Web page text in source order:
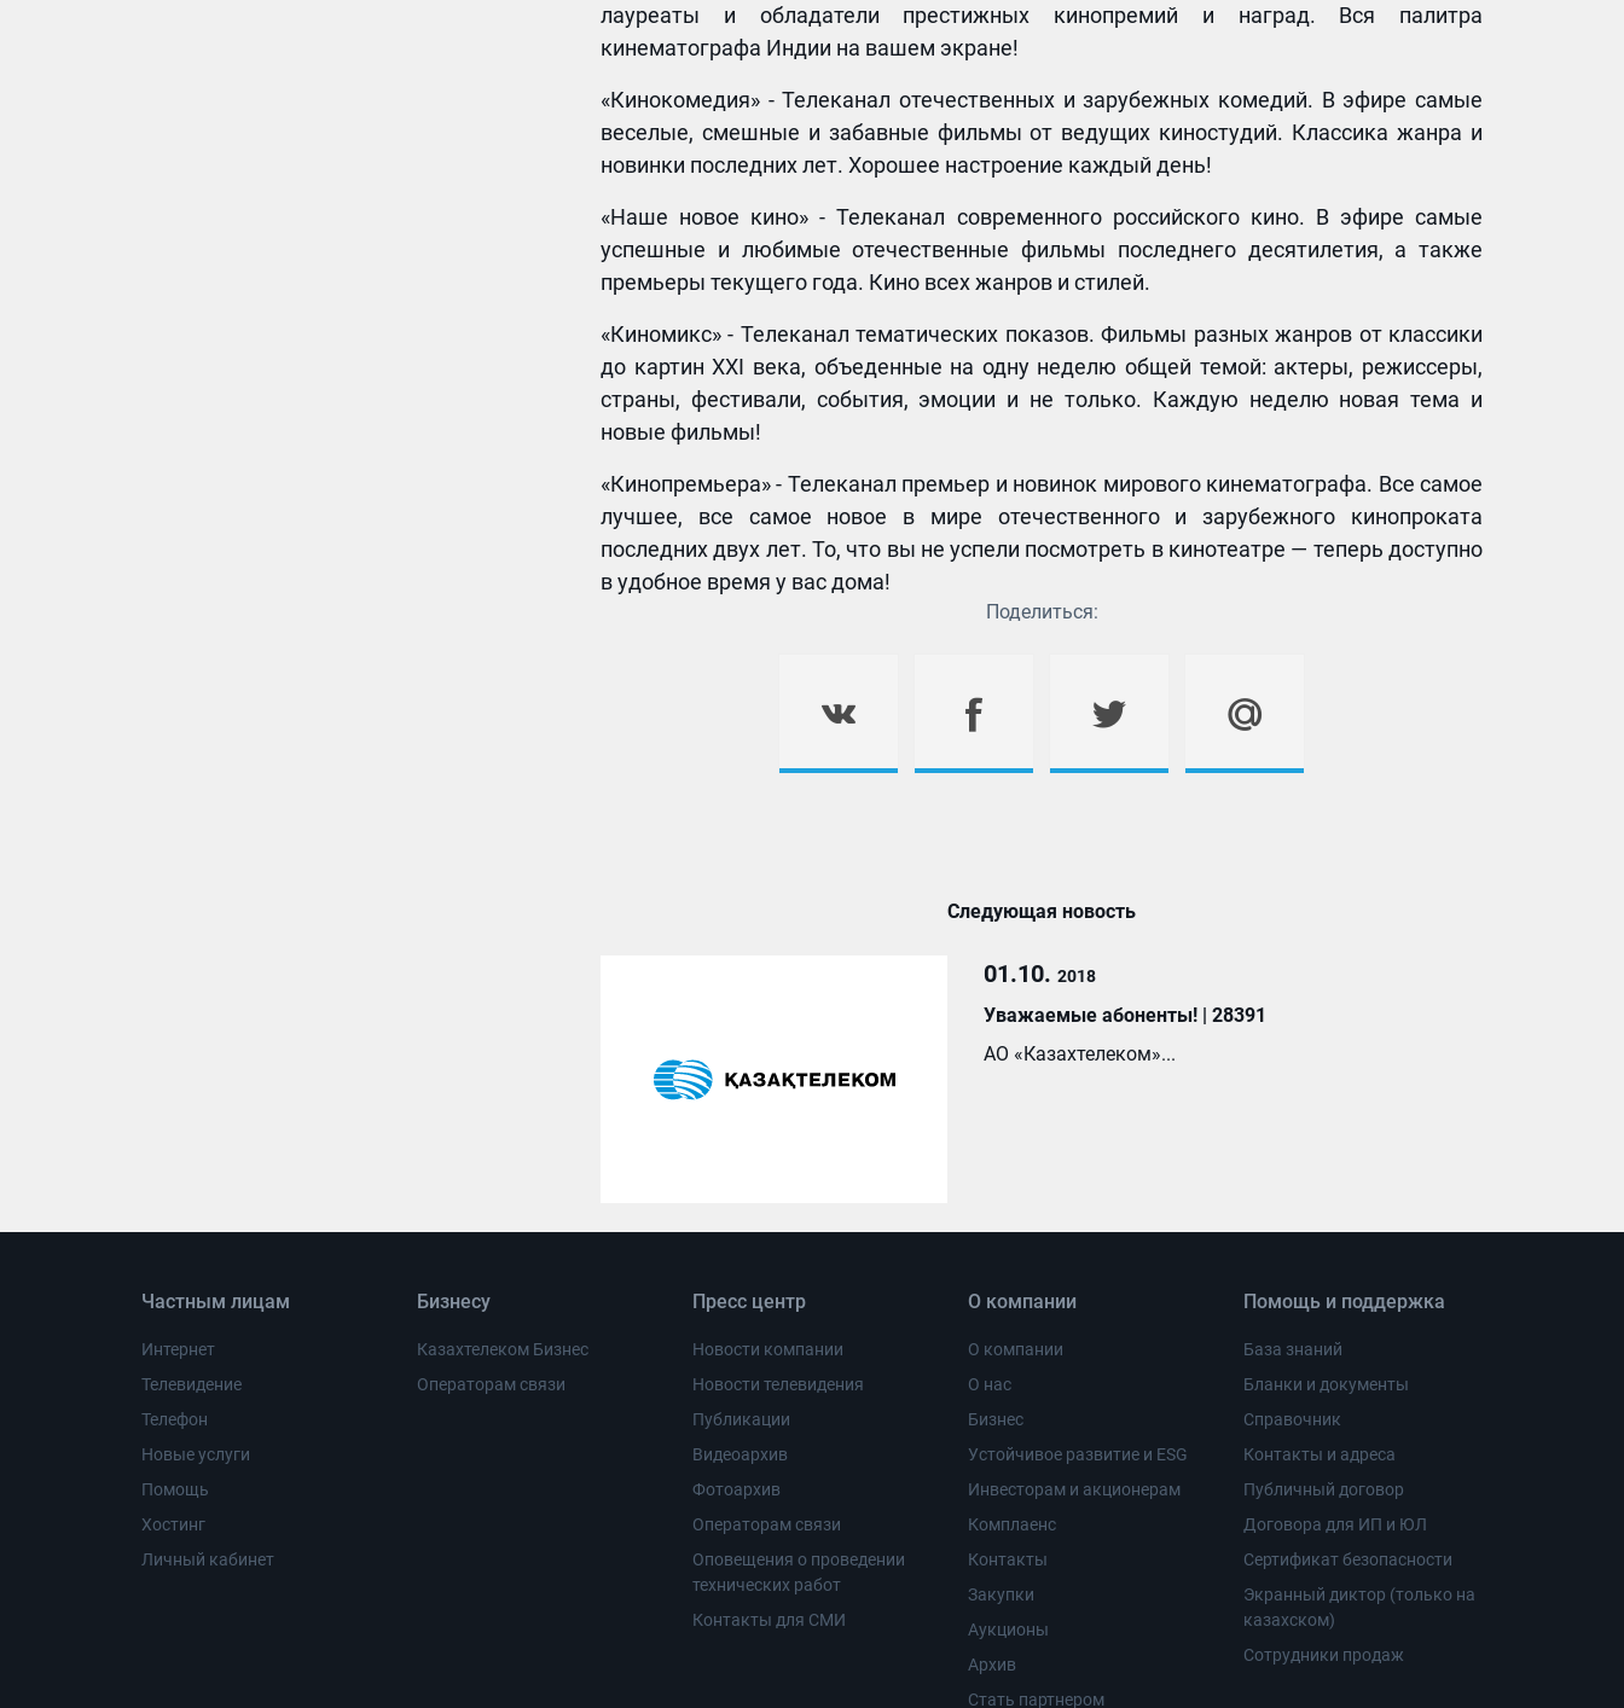
лауреаты и обладатели престижных кинопремий и наград. Вся палитра
кинематографа Индии на вашем экране!
«Кинокомедия» - Телеканал отечественных и зарубежных комедий. В эфире самые
веселые, смешные и забавные фильмы от ведущих киностудий. Классика жанра и
новинки последних лет. Хорошее настроение каждый день!
«Наше новое кино» - Телеканал современного российского кино. В эфире самые
успешные и любимые отечественные фильмы последнего десятилетия, а также
премьеры текущего года. Кино всех жанров и стилей.
«Киномикс» - Телеканал тематических показов. Фильмы разных жанров от классики
до картин XXI века, объеденные на одну неделю общей темой: актеры, режиссеры,
страны, фестивали, события, эмоции и не только. Каждую неделю новая тема и
новые фильмы!
«Кинопремьера» - Телеканал премьер и новинок мирового кинематографа. Все самое
лучшее, все самое новое в мире отечественного и зарубежного кинопроката
последних двух лет. То, что вы не успели посмотреть в кинотеатре — теперь доступно
в удобное время у вас дома!
Поделиться:
Следующая новость
01.10. 2018
Уважаемые абоненты! | 28391
АО «Казахтелеком»...
Частным лицам
Интернет
Телевидение
Телефон
Новые услуги
Помощь
Хостинг
Личный кабинет
Бизнесу
Казахтелеком Бизнес
Операторам связи
Пресс центр
Новости компании
Новости телевидения
Публикации
Видеоархив
Фотоархив
Операторам связи
Оповещения о проведении
технических работ
Контакты для СМИ
О компании
О компании
О нас
Бизнес
Устойчивое развитие и ESG
Инвесторам и акционерам
Комплаенс
Контакты
Закупки
Аукционы
Архив
Стать партнером
Помощь и поддержка
База знаний
Бланки и документы
Справочник
Контакты и адреса
Публичный договор
Договора для ИП и ЮЛ
Сертификат безопасности
Экранный диктор (только на
казахском)
Сотрудники продаж